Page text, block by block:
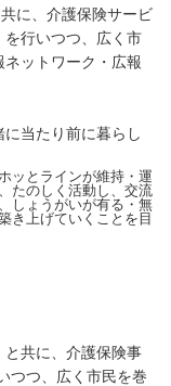
に、介護保険サービ
を行いつつ、広く市
ットワーク・広報
に当たり前に暮らし
ッとラインが維持・運
たのしく活動し、交流
しょうがいが有る・無
き上げていくことを目
共に、介護保険事
つつ、広く市民を巻